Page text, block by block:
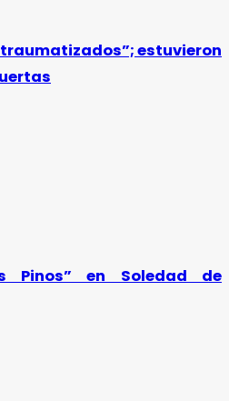
traumatizados”; estuvieron
Pinos” en Soledad de